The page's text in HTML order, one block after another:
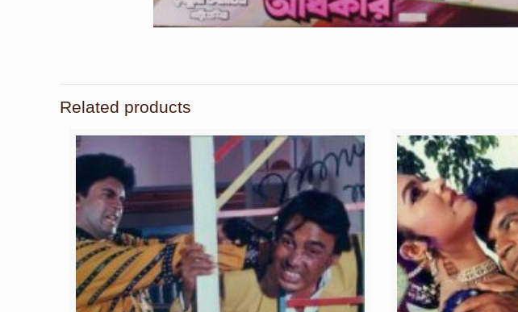
Related products